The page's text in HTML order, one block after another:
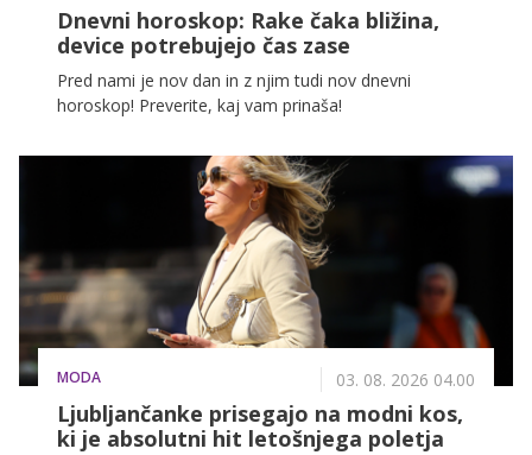
Dnevni horoskop: Rake čaka bližina,
device potrebujejo čas zase
Pred nami je nov dan in z njim tudi nov dnevni
horoskop! Preverite, kaj vam prinaša!
MODA 03. 08. 2026 04.00
Ljubljančanke prisegajo na modni kos,
ki je absolutni hit letošnjega poletja